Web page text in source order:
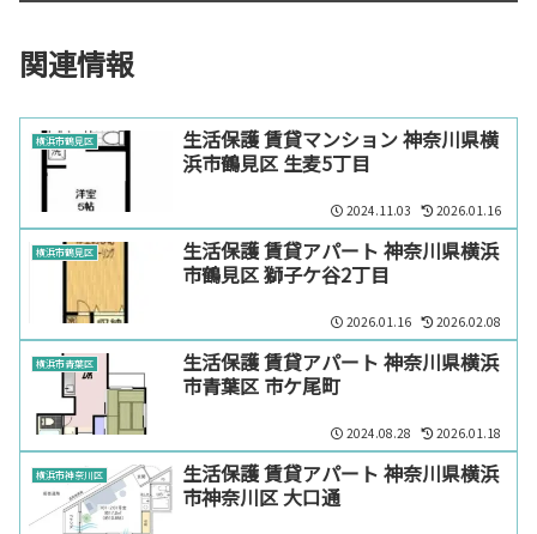
関連情報
横浜市鶴見区
生活保護 賃貸マンション 神奈川県横
浜市鶴見区 生麦5丁目
2024.11.03 2026.01.16
横浜市鶴見区
生活保護 賃貸アパート 神奈川県横浜
市鶴見区 獅子ケ谷2丁目
2026.01.16 2026.02.08
横浜市青葉区
生活保護 賃貸アパート 神奈川県横浜
市青葉区 市ケ尾町
2024.08.28 2026.01.18
横浜市神奈川区
生活保護 賃貸アパート 神奈川県横浜
市神奈川区 大口通